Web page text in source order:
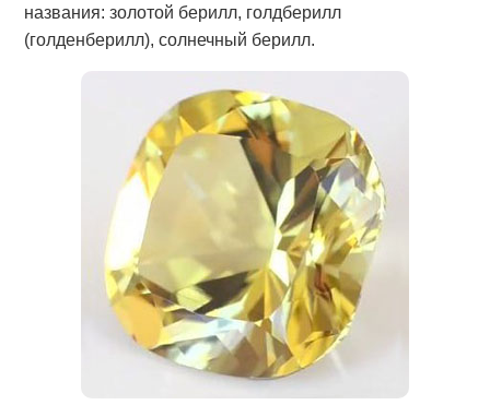
названия: золотой берилл, голдберилл
(голденберилл), солнечный берилл.